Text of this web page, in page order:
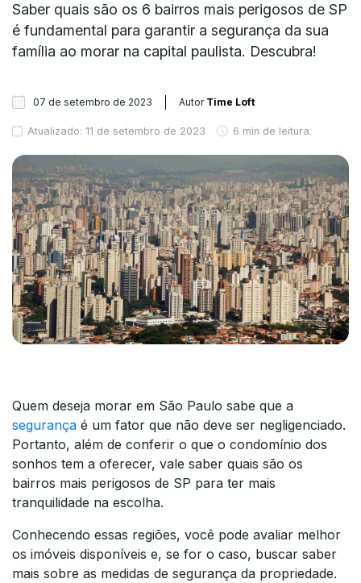
Saber quais são os 6 bairros mais perigosos de SP
é fundamental para garantir a segurança da sua
família ao morar na capital paulista. Descubra!
07 de setembro de 2023 Autor Time Loft
Atualizado: 11 de setembro de 2023 6 min de leitura
Quem deseja morar em São Paulo sabe que a
segurança é um fator que não deve ser negligenciado.
Portanto, além de conferir o que o condomínio dos
sonhos tem a oferecer, vale saber quais são os
bairros mais perigosos de SP para ter mais
tranquilidade na escolha.
Conhecendo essas regiões, você pode avaliar melhor
os imóveis disponíveis e, se for o caso, buscar saber
mais sobre as medidas de segurança da propriedade.